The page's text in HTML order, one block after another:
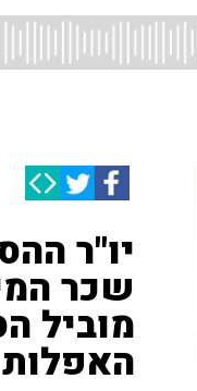
יו"ר
שכר
מוביל
האפלות